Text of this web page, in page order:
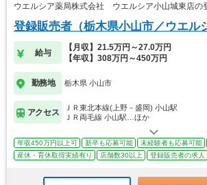
ウエルシア薬局株式会社 ウエルシア小山城東店の
登録販売者（栃木県小山市／ウエル
給与
【月収】21.5万円～27.0万円
【年収】308万円～450万円
勤務地 栃木県 小山市
アクセス
ＪＲ東北本線(上野－盛岡) 小山駅
ＪＲ両毛線 小山駅…ほか
年収450万円以上可 新卒も応募可能 未経験者も応募可能
産休・育休取得実績有り
店舗数30以上 登録販売者の求人